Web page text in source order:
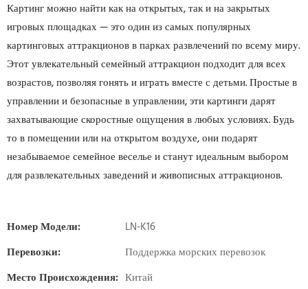
Картинг можно найти как на открытых, так и на закрытых
игровых площадках — это один из самых популярных
картинговых аттракционов в парках развлечений по всему миру.
Этот увлекательный семейный аттракцион подходит для всех
возрастов, позволяя гонять и играть вместе с детьми. Простые в
управлении и безопасные в управлении, эти картинги дарят
захватывающие скоростные ощущения в любых условиях. Будь
то в помещении или на открытом воздухе, они подарят
незабываемое семейное веселье и станут идеальным выбором
для развлекательных заведений и живописных аттракционов.
Номер Модели:
LN-K16
Перевозки:
Поддержка морских перевозок
Место Происхождения: Китай